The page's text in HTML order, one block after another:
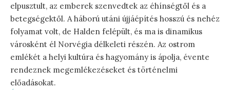
elpusztult, az emberek szenvedtek az éhínségtől és a
betegségektől. A háború utáni újjáépítés hosszú és nehéz
folyamat volt, de Halden felépült, és ma is dinamikus
városként él Norvégia délkeleti részén. Az ostrom
emlékét a helyi kultúra és hagyomány is ápolja, évente
rendeznek megemlékezéseket és történelmi
előadásokat.